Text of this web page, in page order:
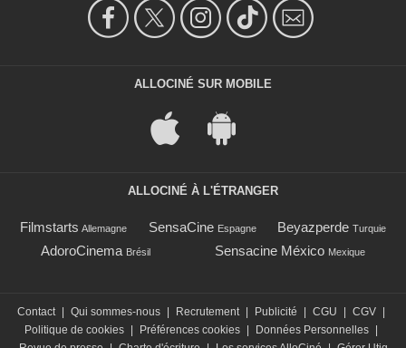
ALLOCINÉ SUR MOBILE
ALLOCINÉ À L'ÉTRANGER
Filmstarts Allemagne SensaCine Espagne Beyazperde Turquie
AdoroCinema Brésil Sensacine México Mexique
Contact | Qui sommes-nous | Recrutement | Publicité | CGU | CGV |
Politique de cookies | Préférences cookies | Données Personnelles |